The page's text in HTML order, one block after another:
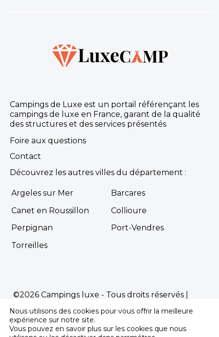
Campings de Luxe est un portail référençant les
campings de luxe en France, garant de la qualité
des structures et des services présentés
Foire aux questions
Contact
Découvrez les autres villes du département :
Argeles sur Mer
Barcares
Canet en Roussillon
Collioure
Perpignan
Port-Vendres
Torreilles
©2026 Campings luxe - Tous droits réservés |
Propulsé parPremière.Page
pour les campings
Nous utilisons des cookies pour vous offrir la meilleure
expérience sur notre site.
Vous pouvez en savoir plus sur les cookies que nous